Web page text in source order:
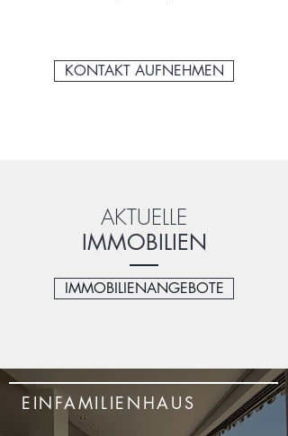
KONTAKT AUFNEHMEN
AKTUELLE
IMMOBILIEN
IMMOBILIENANGEBOTE
EINFAMILIENHAUS